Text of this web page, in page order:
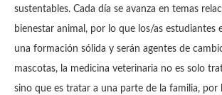
sustentables. Cada día se avanza en temas
bienestar animal, por lo que los/as estudiantes
una formación sólida y serán agentes de
mascotas, la medicina veterinaria no es solo
sino que es tratar a una parte de la familia, por